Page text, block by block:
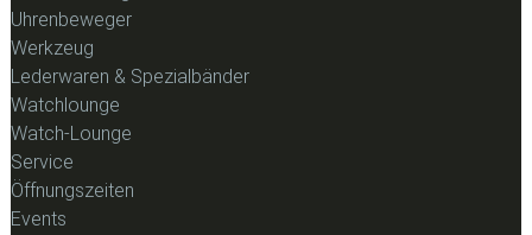
Uhrenbeweger
Werkzeug
Lederwaren & Spezialbänder
Watchlounge
Watch-Lounge
Service
Öffnungszeiten
Events